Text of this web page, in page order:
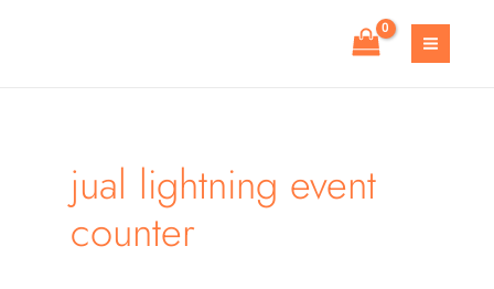
MAIN
jual lightning event
counter